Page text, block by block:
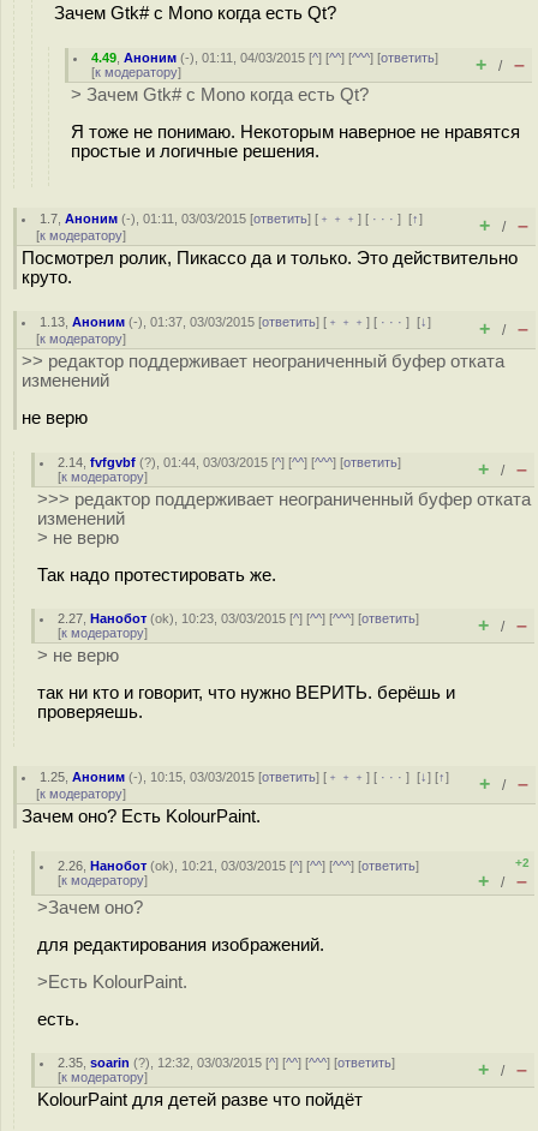
Зачем Gtk# с Mono когда есть Qt?
4.49 ,Аноним (-), 01:11, 04/03/2015 [^] [^^] [^^^] [ответить]
[к модератору] + / –
> Зачем Gtk# с Mono когда есть Qt?
Я тоже не понимаю. Некоторым наверное не нравятся
простые и логичные решения.
1.7 ,Аноним (-), 01:11, 03/03/2015 [ответить] [ ﹢﹢﹢] [ · · ·][↑]
[к модератору] + / –
Посмотрел ролик, Пикассо да и только. Это действительно
круто.
1.13 ,Аноним (-), 01:37, 03/03/2015 [ответить] [ ﹢﹢﹢] [ · · ·][↓]
[к модератору] + / –
>> редактор поддерживает неограниченный буфер отката
изменений
не верю
2.14 ,fvfgvbf (?), 01:44, 03/03/2015 [^] [^^] [^^^] [ответить]
[к модератору] + / –
>>> редактор поддерживает неограниченный буфер отката
изменений
> не верю
Так надо протестировать же.
2.27 ,Нанобот (ok), 10:23, 03/03/2015 [^] [^^] [^^^] [ответить]
[к модератору] + / –
> не верю
так ни кто и говорит, что нужно ВЕРИТЬ. берёшь и
проверяешь.
1.25 ,Аноним (-), 10:15, 03/03/2015 [ответить] [ ﹢﹢﹢] [ · · ·][↓] [↑]
[к модератору] + / –
Зачем оно? Есть KolourPaint.
2.26 ,Нанобот (ok), 10:21, 03/03/2015 [^] [^^] [^^^] [ответить]
[к модератору]
+2
+ / –
>Зачем оно?
для редактирования изображений.
>Есть KolourPaint.
есть.
2.35 ,soarin (?), 12:32, 03/03/2015 [^] [^^] [^^^] [ответить]
[к модератору] + / –
KolourPaint для детей разве что пойдёт